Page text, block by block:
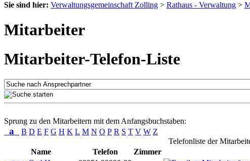
Sie sind hier: Verwaltungsgemeinschaft Zolling > Rathaus - Verwaltung >
Mitarbeiter
Mitarbeiter-Telefon-Liste
Sprung zu den Mitarbeitern mit dem Anfangsbuchstaben:
a B D E F G H K L M N O P R S T V W Z
Telefonliste der
Name
Telefon Zimmer